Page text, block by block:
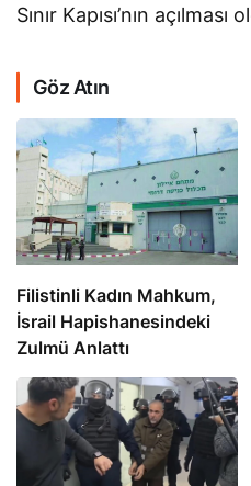
Sınır Kapısı’nın açılması
Göz Atın
Filistinli Kadın Mahkum,
İsrail Hapishanesindeki
Zulmü Anlattı